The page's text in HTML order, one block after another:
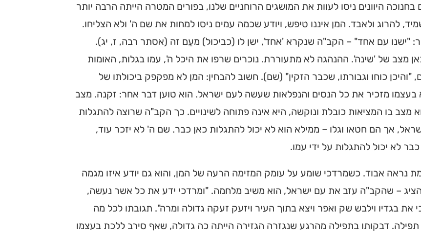
היוונים ניסו לעוות את המושגים הרוחניים שלנו, בפורים המטרה הייתה הרבה יותר
להרוג ולאבד. המן איננו טיפש, ויודע שכמה עמים ניסו למחות את שם ה' ולא הצליחו.
"ישנו עם אחד" – הקב"ה שנקרא 'אחד', ישן לו (כביכול) מעַם זה (אסתר רבה, ז, יג).
מצב של 'שינה'. ההנהגה לא מתעוררת. נוכרים שרפו את היכל ה', עמו בגלות, האומות
"והיכן כוחו וגבורתו, שכבר הזקין" (שם). חשוב להבחין: המן לא מפקפק ביכולתו של
מזכיר את כל הנסים והנפלאות שעשה לעם ישראל. הוא טוען דבר אחר: זקנה. מצב
מצב בו המציאות כובלת ונוקשה, היא אינה פתוחה לשינויים. כך הקב"ה שרוצה להתגלות
אך הם חטאו וגלו – ממילא הוא לא יכול להתגלות כאן כבר. שם ה' לא יזכר עוד,
לא יכול להתגלות על ידי עמו.
נראה אבוד. כשמרדכי שומע על עומק המזימה הרעה של המן, והוא גם יודע איזו מגמה
– שהקב"ה עזב את עם ישראל, הוא משיב מלחמה. "ומרדכי ידע את כל אשר נעשה,
את בגדיו וילבש שק ואפר ויצא בתוך העיר ויזעק זעקה גדולה ומרה". תגובתו לכל מה
דבקותו בתפילה מהרגע שנגזרה הגזירה הייתה כה גדולה, שאף סירב ללכת בעצמו